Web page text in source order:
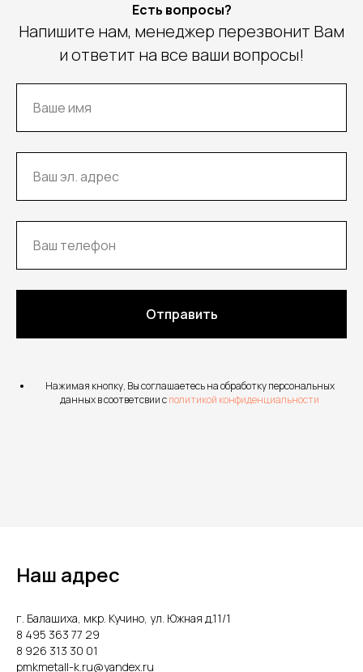
Есть вопросы?
Напишите нам, менеджер перезвонит Вам
и ответит на все ваши вопросы!
Отправить
Нажимая кнопку, Вы соглашаетесь на обработку персональных
данных в соответсвии сполитикой конфиденциальности
Наш адрес
г. Балашиха, мкр. Кучино, ул. Южная д.11/1
8 495 363 77 29
8 926 313 30 01
pmkmetall-k.ru@yandex.ru